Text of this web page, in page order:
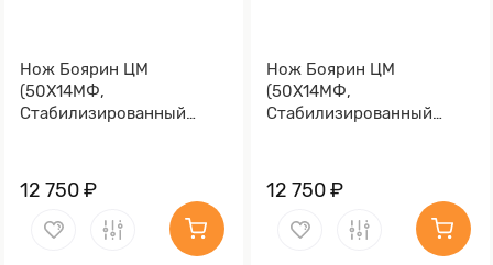
Нож Боярин ЦМ
(50Х14МФ,
Стабилизированный
12 750 ₽
Нож Боярин ЦМ
(50Х14МФ,
Стабилизированный
12 750 ₽